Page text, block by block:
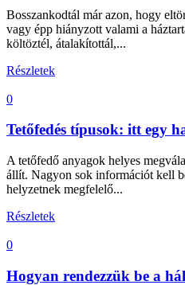
Bosszankodtál már azon, hogy
vagy épp hiányzott valami a
költöztél, átalakítottál,...
Részletek
0
Tetőfedés típusok: itt egy
A tetőfedő anyagok helyes
állít. Nagyon sok információt kell
helyzetnek megfelelő...
Részletek
0
Hogyan rendezzük be a